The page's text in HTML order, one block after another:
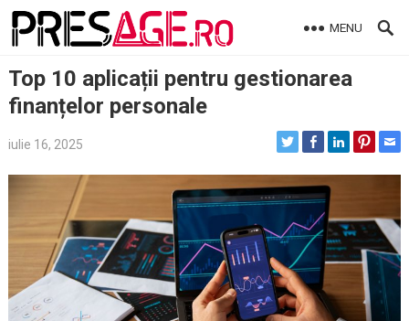
Skip
MENU
Top 10 aplicații pentru gestionarea
finanțelor personale
iulie 16, 2025